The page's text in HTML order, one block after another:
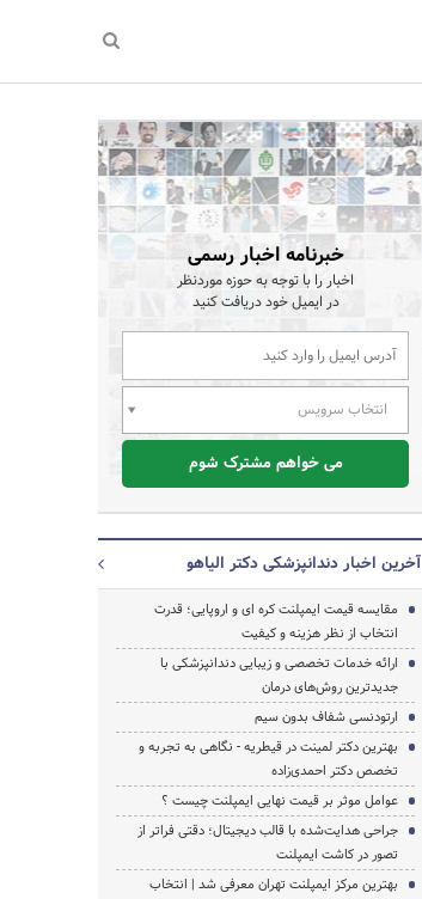
خبرنامه اخبار رسمی
اخبار را با توجه به حوزه موردنظر
در ایمیل خود دریافت کنید
انتخاب سرویس
می خواهم مشترک شوم
آخرین اخبار دندانپزشکی دکتر الیاهو
مقایسه قیمت ایمپلنت کره ای و اروپایی؛ قدرت
انتخاب از نظر هزینه و کیفیت
ارائه خدمات تخصصی و زیبایی دندانپزشکی با
جدیدترین روش‌های درمان
ارتودنسی شفاف بدون سیم
بهترین دکتر لمینت در قیطریه - نگاهی به تجربه و
تخصص دکتر احمدی‌زاده
عوامل موثر بر قیمت نهایی ایمپلنت چیست ؟
جراحی هدایت‌شده با قالب دیجیتال؛ دقتی فراتر از
تصور در کاشت ایمپلنت
بهترین مرکز ایمپلنت تهران معرفی شد | انتخاب